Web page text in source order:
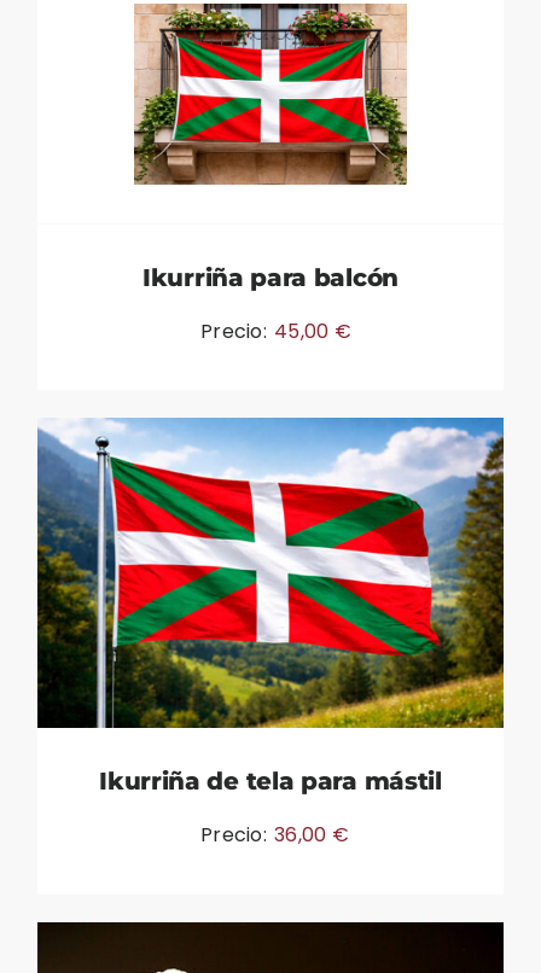
Ikurriña para balcón
Precio: 45,00 €
Ikurriña de tela para mástil
Precio: 36,00 €